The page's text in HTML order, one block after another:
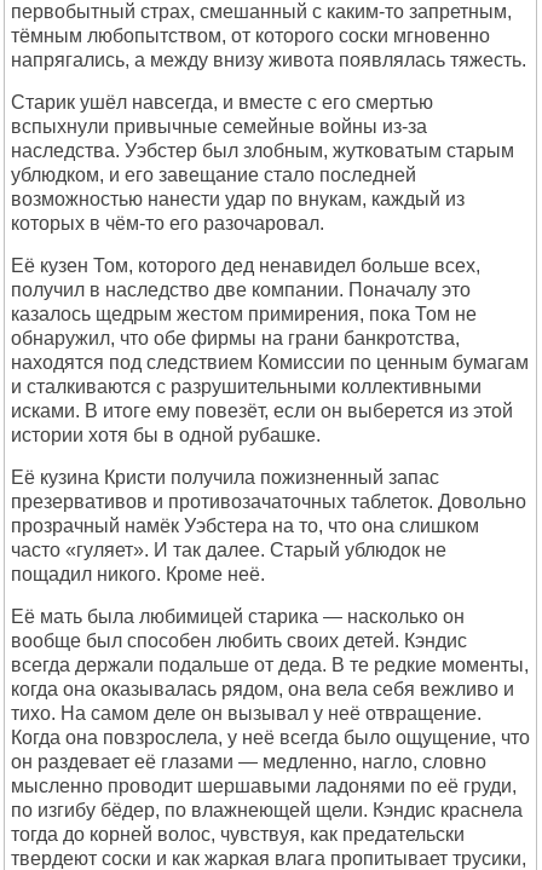
первобытный страх, смешанный с каким-то запретным,
тёмным любопытством, от которого соски мгновенно
напрягались, а между внизу живота появлялась тяжесть.
Старик ушёл навсегда, и вместе с его смертью
вспыхнули привычные семейные войны из-за
наследства. Уэбстер был злобным, жутковатым старым
ублюдком, и его завещание стало последней
возможностью нанести удар по внукам, каждый из
которых в чём-то его разочаровал.
Её кузен Том, которого дед ненавидел больше всех,
получил в наследство две компании. Поначалу это
казалось щедрым жестом примирения, пока Том не
обнаружил, что обе фирмы на грани банкротства,
находятся под следствием Комиссии по ценным бумагам
и сталкиваются с разрушительными коллективными
исками. В итоге ему повезёт, если он выберется из этой
истории хотя бы в одной рубашке.
Её кузина Кристи получила пожизненный запас
презервативов и противозачаточных таблеток. Довольно
прозрачный намёк Уэбстера на то, что она слишком
часто «гуляет». И так далее. Старый ублюдок не
пощадил никого. Кроме неё.
Её мать была любимицей старика — насколько он
вообще был способен любить своих детей. Кэндис
всегда держали подальше от деда. В те редкие моменты,
когда она оказывалась рядом, она вела себя вежливо и
тихо. На самом деле он вызывал у неё отвращение.
Когда она повзрослела, у неё всегда было ощущение, что
он раздевает её глазами — медленно, нагло, словно
мысленно проводит шершавыми ладонями по её груди,
по изгибу бёдер, по влажнеющей щели. Кэндис краснела
тогда до корней волос, чувствуя, как предательски
твердеют соски и как жаркая влага пропитывает трусики,